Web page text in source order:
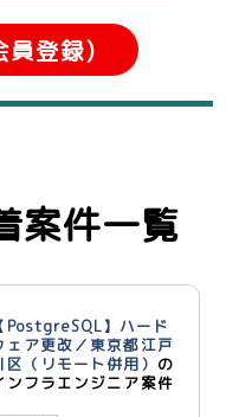
員登録)
案件一覧
PostgreSQL】ハード
ェア更改／東京都江戸
区（リモート併用） の
ンフラエンジニア案件